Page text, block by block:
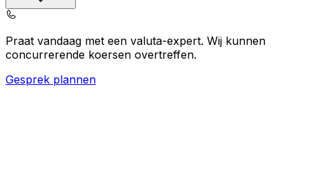
Praat vandaag met een valuta-expert. Wij kunnen
concurrerende koersen overtreffen.
Gesprek plannen